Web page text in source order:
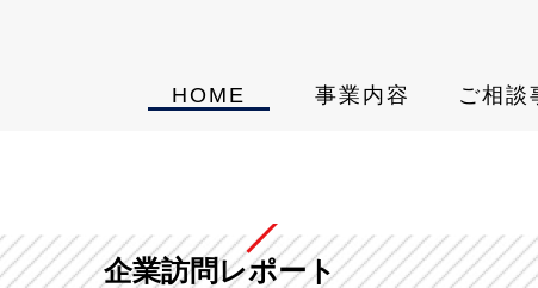
HOME 事業内容 ご相談
企業訪問レポート